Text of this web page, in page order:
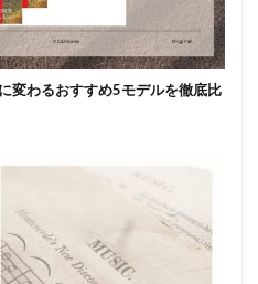
変わるおすすめ5モデルを徹底比